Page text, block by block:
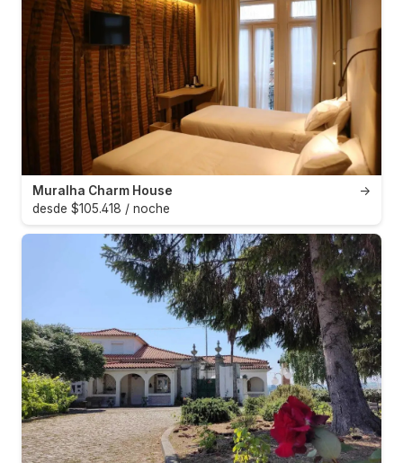
→
Muralha Charm House
desde $105.418 / noche